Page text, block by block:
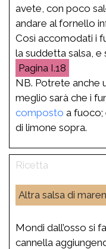
avete, con poco
andare al fornello
Così accomodati i
la suddetta salsa, e
I.18
NB. Potrete anche
meglio sarà che i
composto a fuoco;
di limone sopra.
Altra salsa di
Mondi dall’osso si
cannella